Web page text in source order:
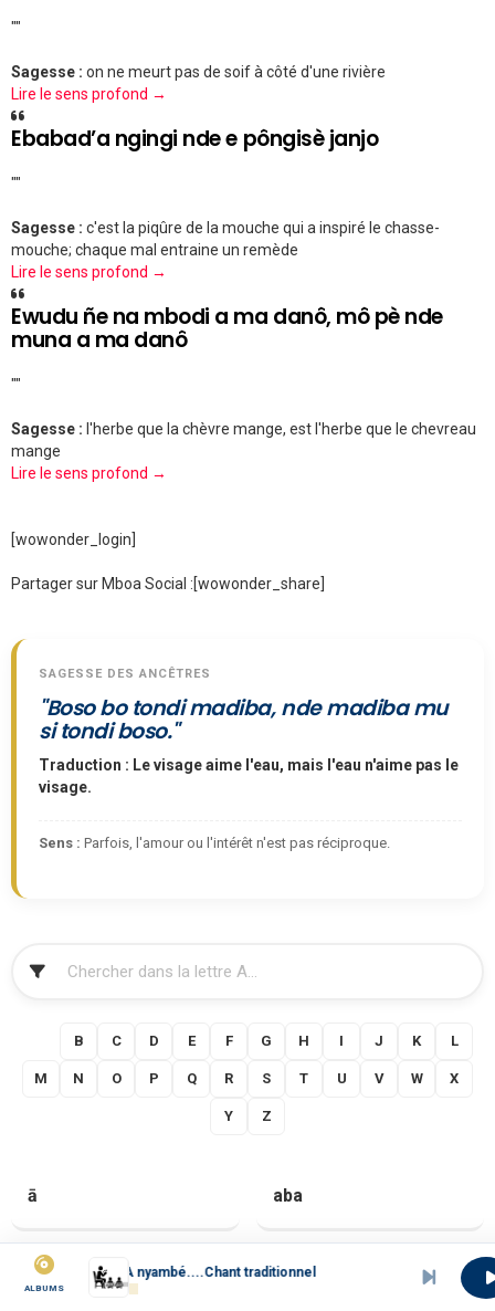
""
Sagesse : on ne meurt pas de soif à côté d'une rivière
Lire le sens profond →
Ebabad’a ngingi nde e pôngisè janjo
""
Sagesse : c'est la piqûre de la mouche qui a inspiré le chasse-
mouche; chaque mal entraine un remède
Lire le sens profond →
Ewudu ñe na mbodi a ma danô, mô pè nde
muna a ma danô
""
Sagesse : l'herbe que la chèvre mange, est l'herbe que le chevreau
mange
Lire le sens profond →
ALBUMS
nyambé....Chant traditionnel
[wowonder_login]
Partager sur Mboa Social :[wowonder_share]
SAGESSE DES ANCÊTRES
"Boso bo tondi madiba, nde madiba mu
si tondi boso."
Traduction : Le visage aime l'eau, mais l'eau n'aime pas le
visage.
Sens : Parfois, l'amour ou l'intérêt n'est pas réciproque.
B C D E F G H I J K L
M N O P Q R S T U V W X
Y Z
ā aba
aba ! abaŋɛ